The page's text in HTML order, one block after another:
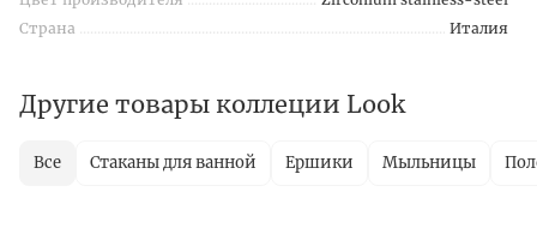
Страна
Италия
Другие товары коллеции Look
Все Стаканы для ванной Ершики Мыльницы